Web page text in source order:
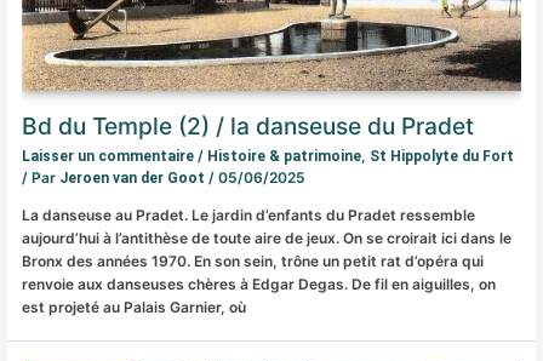
Bd du Temple (2) / la danseuse du Pradet
Laisser un commentaire / Histoire & patrimoine, St Hippolyte du Fort
/ Par Jeroen van der Goot/05/06/2025
La danseuse au Pradet. Le jardin d’enfants du Pradet ressemble
aujourd’hui à l’antithèse de toute aire de jeux. On se croirait ici dans le
Bronx des années 1970. En son sein, trône un petit rat d’opéra qui
renvoie aux danseuses chères à Edgar Degas. De fil en aiguilles, on
est projeté au Palais Garnier, où